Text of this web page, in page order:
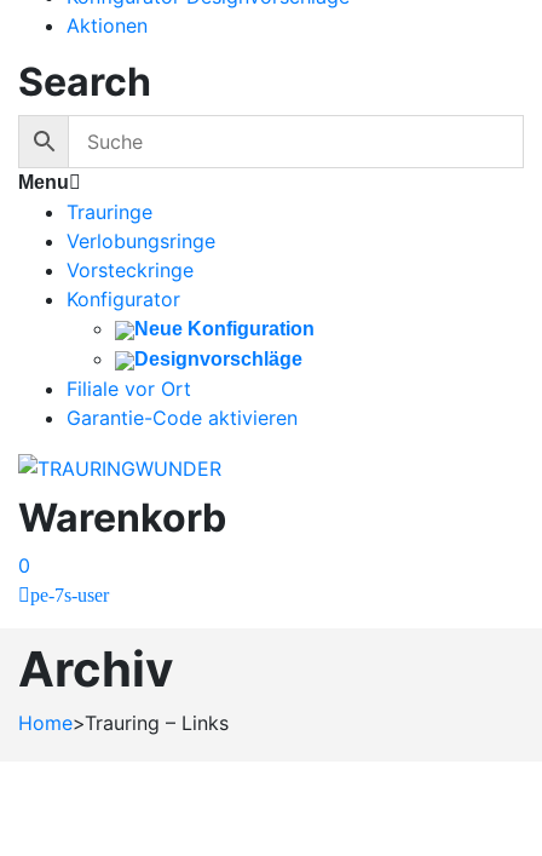
Aktionen
Search
Menu
Trauringe
Verlobungsringe
Vorsteckringe
Konfigurator
Neue Konfiguration
Designvorschläge
Filiale vor Ort
Garantie-Code aktivieren
Warenkorb
0
pe-7s-user
Archiv
Home>Trauring – Links